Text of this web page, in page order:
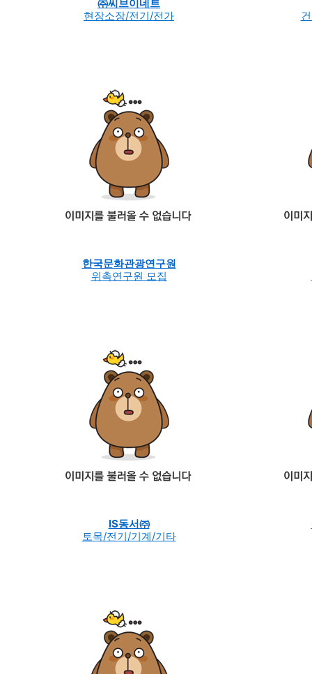
㈜씨브이네트
현장소장/전기/전가
한국문화관광연구원
위촉연구원 모집
IS동서㈜
토목/전기/기계/기타